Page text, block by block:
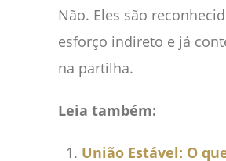
Não. Eles são
esforço indireto e já
na partilha.
Leia também:
União Estável: O